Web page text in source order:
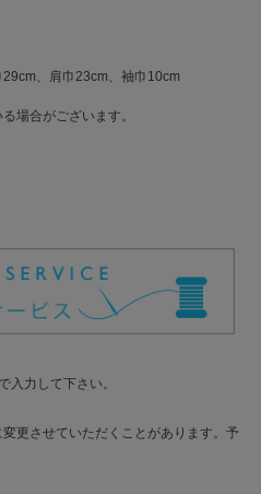
、肩巾23cm、袖巾10cm
場合がございます。
入力して下さい。
更させていただくことがあります。予